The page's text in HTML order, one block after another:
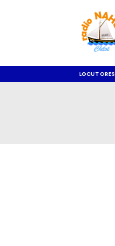
LOCUTORES